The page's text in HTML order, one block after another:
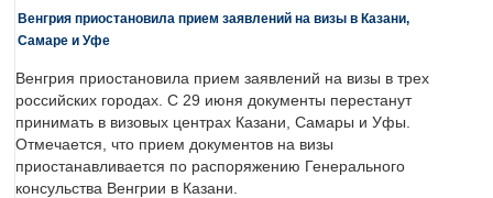
Венгрия приостановила прием заявлений на визы в Казани,
Самаре и Уфе
Венгрия приостановила прием заявлений на визы в трех
российских городах. С 29 июня документы перестанут
принимать в визовых центрах Казани, Самары и Уфы.
Отмечается, что прием документов на визы
приостанавливается по распоряжению Генерального
консульства Венгрии в Казани.